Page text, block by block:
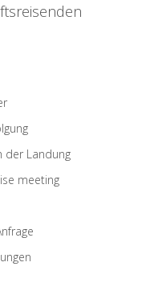
der Landung
meeting